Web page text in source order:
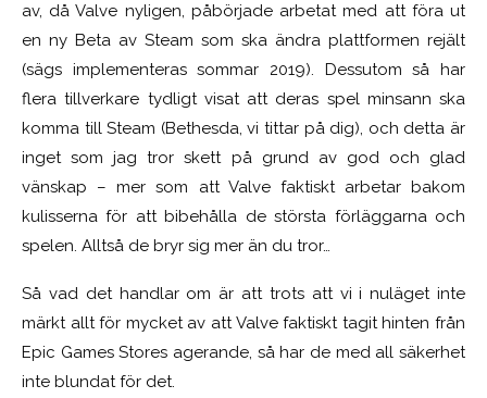
av, då Valve nyligen, påbörjade arbetat med att föra ut
en ny Beta av Steam som ska ändra plattformen rejält
(sägs implementeras sommar 2019). Dessutom så har
flera tillverkare tydligt visat att deras spel minsann ska
komma till Steam (Bethesda, vi tittar på dig), och detta är
inget som jag tror skett på grund av god och glad
vänskap – mer som att Valve faktiskt arbetar bakom
kulisserna för att bibehålla de största förläggarna och
spelen. Alltså de bryr sig mer än du tror…
Så vad det handlar om är att trots att vi i nuläget inte
märkt allt för mycket av att Valve faktiskt tagit hinten från
Epic Games Stores agerande, så har de med all säkerhet
inte blundat för det.